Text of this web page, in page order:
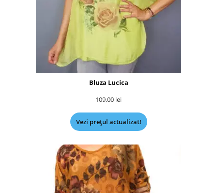
Bluza Lucica
109,00 lei
Vezi prețul actualizat!